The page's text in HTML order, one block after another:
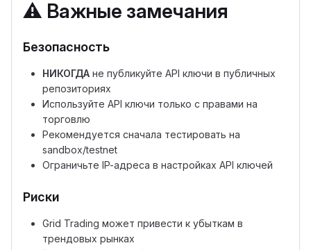
⚠️ Важные замечания
Безопасность
НИКОГДА не публикуйте API ключи в публичных
репозиториях
Используйте API ключи только с правами на
торговлю
Рекомендуется сначала тестировать на
sandbox/testnet
Ограничьте IP-адреса в настройках API ключей
Риски
Grid Trading может привести к убыткам в
трендовых рынках